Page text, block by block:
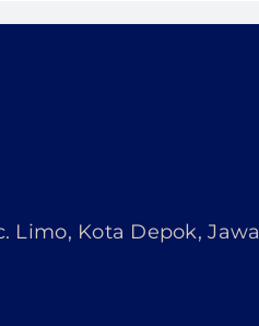
Limo, Kota Depok, Jawa